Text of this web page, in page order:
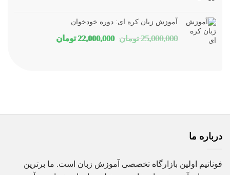
آموزش زبان کره ای: دوره خودخوان
25,000,000 تومان قیمت
22,000,000 تومانقیمت
درباره ما
فوناتیم اولین بازارگاه تخصصی آموزش زبان است. ما برترین